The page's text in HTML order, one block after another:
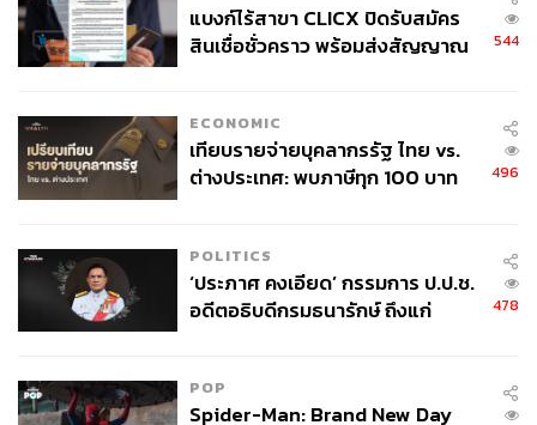
แบงก์ไร้สาขา CLICX ปิดรับสมัคร
สินเชื่อชั่วคราว พร้อมส่งสัญญาณ
544
ECONOMIC
เทียบรายจ่ายบุคลากรรัฐ ไทย vs.
ต่างประเทศ: พบภาษีทุก 100 บาท
496
POLITICS
‘ประภาศ คงเอียด’ กรรมการ ป.ป.ช.
อดีตอธิบดีกรมธนารักษ์ ถึงแก่
478
POP
Spider-Man: Brand New Day